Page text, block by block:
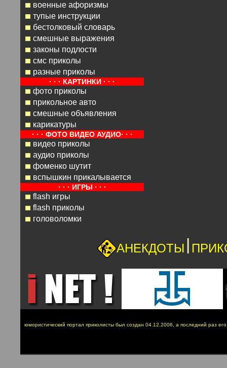
военные афоризмы
тупые инструкции
бестолковый словарь
смешные выражения
законы подлости
смс приколы
разные приколы
· · · КАРТИНКИ · · ·
фото приколы
прикольное авто
смешные объявления
карикатуры
· · · ФОТО ВИДЕО АУДИО· · ·
видео приколы
аудио приколы
фоменко шутит
вспышкин прикалывается
· · · ИГРЫ · · ·
flash игры
flash приколы
головоломки
АНЕКДОТЫ |
юмористический портал приколисты был создан 04.12.2006, а последний раз